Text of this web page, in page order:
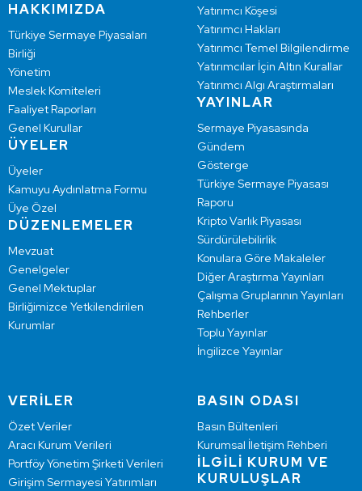
HAKKIMIZDA
Türkiye Sermaye Piyasaları
Birliği
Yönetim
Meslek Komiteleri
Faaliyet Raporları
Genel Kurullar
ÜYELER
Üyeler
Kamuyu Aydınlatma Formu
Üye Özel
DÜZENLEMELER
Mevzuat
Genelgeler
Genel Mektuplar
Birliğimizce Yetkilendirilen
Kurumlar
Yatırımcı Köşesi
Yatırımcı Hakları
Yatırımcı Temel Bilgilendirme
Yatırımcılar İçin Altın Kurallar
Yatırımcı Algı Araştırmaları
YAYINLAR
Sermaye Piyasasında
Gündem
Gösterge
Türkiye Sermaye Piyasası
Raporu
Kripto Varlık Piyasası
Sürdürülebilirlik
Konulara Göre Makaleler
Diğer Araştırma Yayınları
Çalışma Gruplarının Yayınları
Rehberler
Toplu Yayınlar
İngilizce Yayınlar
VERİLER
Özet Veriler
Aracı Kurum Verileri
Portföy Yönetim Şirketi Verileri
Girişim Sermayesi Yatırımları
BASIN ODASI
Basın Bültenleri
Kurumsal İletişim Rehberi
İLGİLİ KURUM VE
KURULUŞLAR